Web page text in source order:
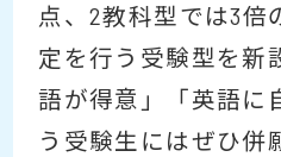
点、2教科型では3倍
定を行う受験型を新
語が得意」「英語に
う受験生にはぜひ併